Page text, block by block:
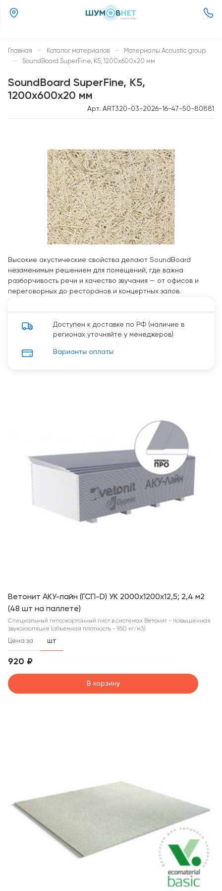
37
Главная — Каталог материалов — Материалы Acoustic group
— SoundBoard SuperFine, К5, 1200х600х20 мм
SoundBoard SuperFine, К5,
1200х600х20 мм
Арт. ART320-03-2026-16-47-50-80881
Высокие акустические свойства делают SoundBoard
незаменимым решением для помещений, где важна
разборчивость речи и качество звучания — от офисов и
переговорных до ресторанов и концертных залов.
Доступен к доставке по РФ (наличие в
регионах уточняйте у менеджеров)
Варианты оплаты
Ветонит АКУ-лайн (ГСП-D) УК 2000х1200х12,5; 2,4 м2
(48 шт на паллете)
Специальный гипсокартонный лист в системах Ветонит - повышенная
звукоизоляция (объемная плотность - 950 кг/м3)
Цена за шт
920 ₽
В корзину